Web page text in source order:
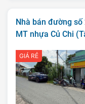
Nhà bán đường
MT nhựa Củ Chi
GIÁ RẺ